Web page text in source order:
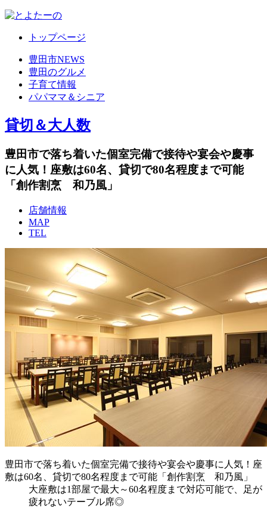
トップページ
豊田市NEWS
豊田のグルメ
子育て情報
パパママ＆シニア
貸切＆大人数
豊田市で落ち着いた個室完備で接待や宴会や慶事
に人気！座敷は60名、貸切で80名程度まで可能
「創作割烹 和乃風」
店舗情報
MAP
TEL
豊田市で落ち着いた個室完備で接待や宴会や慶事に人気！座
敷は60名、貸切で80名程度まで可能「創作割烹 和乃風」
大座敷は1部屋で最大～60名程度まで対応可能で、足が
疲れないテーブル席◎